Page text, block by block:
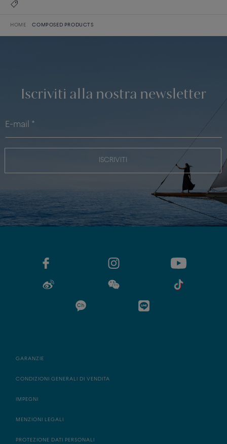
HOME COMPOSED PRODUCTS
Iscriviti alla nostra newsletter
ISCRIVITI
GARANZIE
CONDIZIONI GENERALI DI VENDITA
IMPEGNI
MENZIONI LEGALI
PROTEZIONE DATI PERSONALI